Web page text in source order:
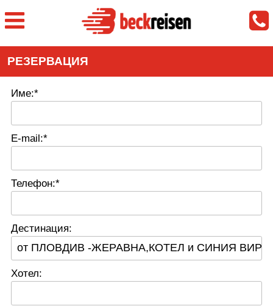
РЕЗЕРВАЦИЯ
Име:*
E-mail:*
Телефон:*
Дестинация:
Хотел: